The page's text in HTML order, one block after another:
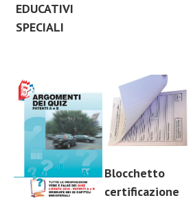
EDUCATIVI
SPECIALI
Blocchetto
certificazione